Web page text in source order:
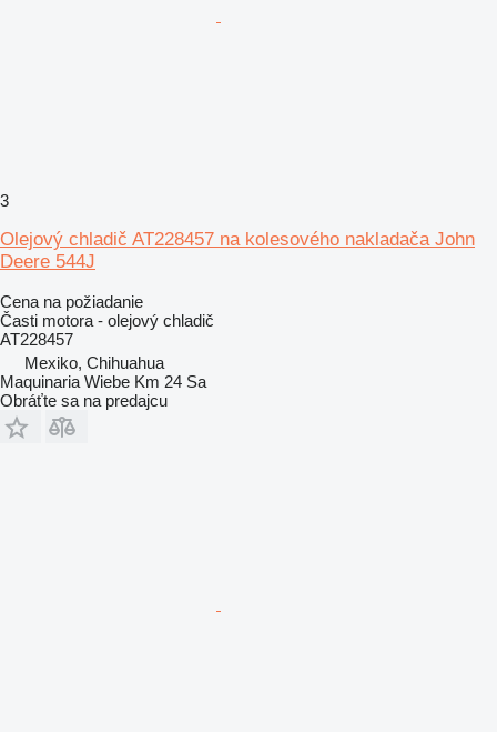
3
Olejový chladič AT228457 na kolesového nakladača John
Deere 544J
Cena na požiadanie
Časti motora - olejový chladič
AT228457
Mexiko, Chihuahua
Maquinaria Wiebe Km 24 Sa
Obráťte sa na predajcu